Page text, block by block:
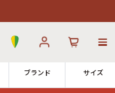
ブランド サイズ